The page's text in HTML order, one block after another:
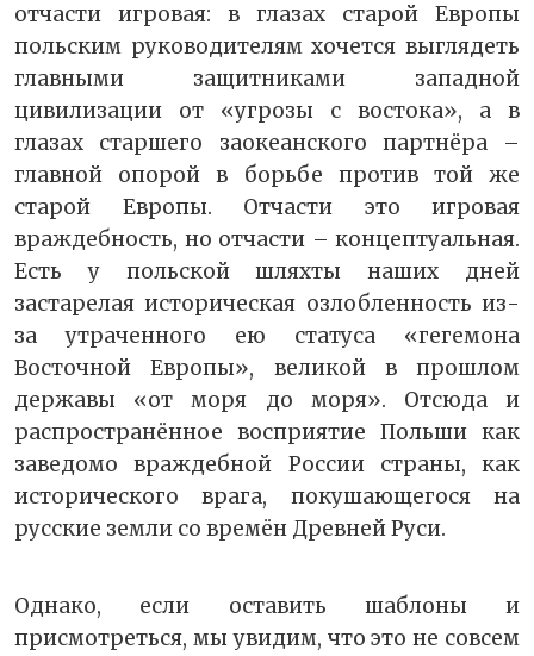
отчасти игровая: в глазах старой Европы
польским руководителям хочется выглядеть
главными защитниками западной
цивилизации от «угрозы с востока», а в
глазах старшего заокеанского партнёра –
главной опорой в борьбе против той же
старой Европы. Отчасти это игровая
враждебность, но отчасти – концептуальная.
Есть у польской шляхты наших дней
застарелая историческая озлобленность из-
за утраченного ею статуса «гегемона
Восточной Европы», великой в прошлом
державы «от моря до моря». Отсюда и
распространённое восприятие Польши как
заведомо враждебной России страны, как
исторического врага, покушающегося на
русские земли со времён Древней Руси.
Однако, если оставить шаблоны и
присмотреться, мы увидим, что это не совсем